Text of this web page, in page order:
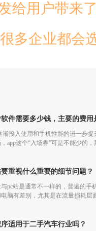
给用户带来
多企业都会
件需要多少钱，主要的费
投入使用和手机性能的进一步
app这个“入场券”可是不能少的
重视什么重要的细节问题？
pc站是通常不一样的，普遍的
脑有差别，尤其是在流量损耗层
适用于二手汽车行业吗？